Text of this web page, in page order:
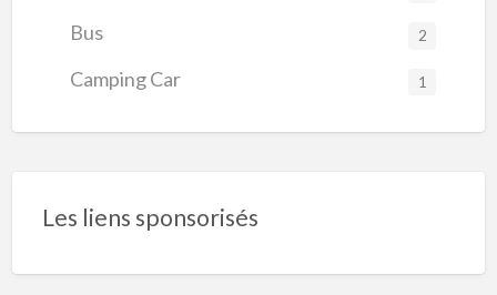
Bus 2
Camping Car 1
Les liens sponsorisés